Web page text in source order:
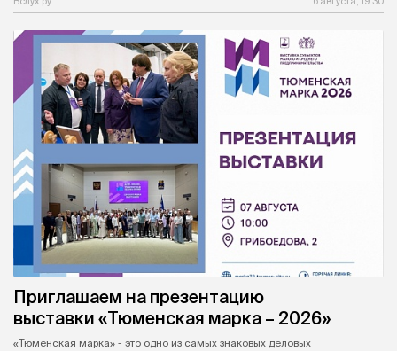
Приглашаем на презентацию
выставки «Тюменская марка – 2026»
«Тюменская марка» - это одно из самых знаковых деловых